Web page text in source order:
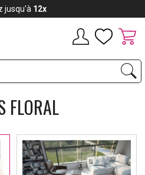
FLORAL
jusqu'à 12x